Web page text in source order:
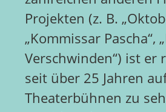
Projekten (z. B.
„Kommissar Pascha“,
Verschwinden“) ist er
seit über 25 Jahren
Theaterbühnen zu